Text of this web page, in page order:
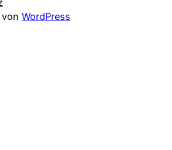
WordPress